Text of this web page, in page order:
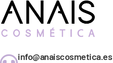
info@anaiscosmetica.es